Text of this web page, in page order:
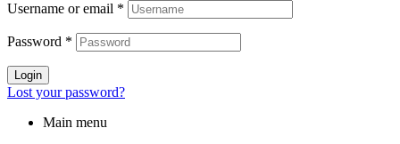
Username or email *
Password *
Login
Lost your password?
Main menu